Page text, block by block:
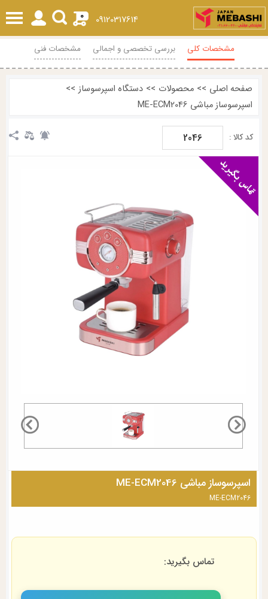
09120317614
0
مشخصات کلی بررسی تخصصی و اجمالی مشخصات فنی
صفحه اصلی >> محصولات >> دستگاه اسپرسوساز >>
اسپرسوساز مباشی ME-ECM2046
کد کالا : 2046
اسپرسوساز مباشی ME-ECM2046
ME-ECM2046
تماس بگیرید: